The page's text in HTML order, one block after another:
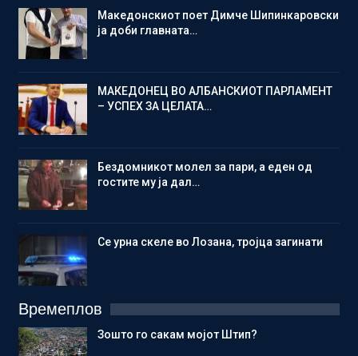
Македонскиот поет Димче Шипинкаровски
ја доби главната…
МАКЕДОНЕЦ ВО АЛБАНСКИОТ ПАРЛАМЕНТ
– УСПЕХ ЗА ЦЕЛАТА…
Бездомникот молел за пари, а еден од
гостите му ја дал…
Се урна скеле во Лозана, тројца загинати
Времеплов
Зошто го сакам мојот Штип?